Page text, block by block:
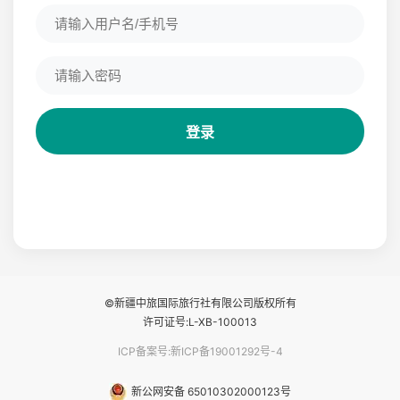
登录
©新疆中旅国际旅行社有限公司版权所有
许可证号:L-XB-100013
ICP备案号:新ICP备19001292号-4
新公网安备 65010302000123号